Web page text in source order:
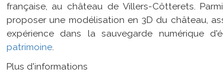
française, au château de Villers-Côtterets.
proposer une modélisation en 3D du château,
expérience dans la sauvegarde numérique
patrimoine.
Plus d'informations